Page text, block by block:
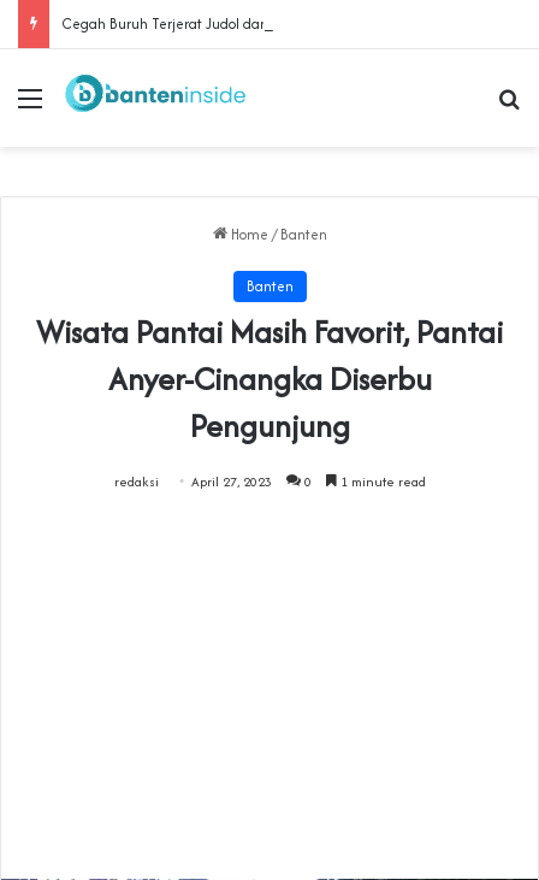
Menu
Home / Banten
Banten
Wisata Pantai Masih Favorit, Pantai
Anyer-Cinangka Diserbu
Pengunjung
redaksi April 27, 2023 0 1 minute read